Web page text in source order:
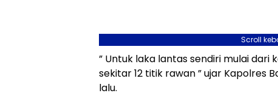
Scroll
” Untuk laka lantas sendiri mulai
sekitar 12 titik rawan ” ujar Kapolres
lalu.